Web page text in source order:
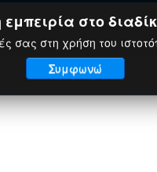
στο
σας στη χρήση του
Συμφωνώ